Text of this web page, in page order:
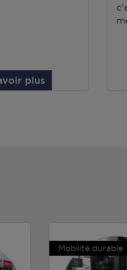
plus
Mobilité durable